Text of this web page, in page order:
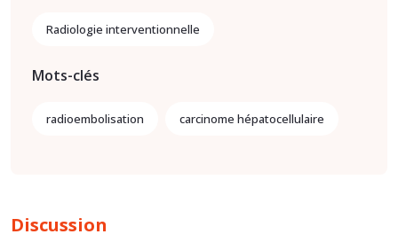
Radiologie interventionnelle
Mots-clés
radioembolisation carcinome hépatocellulaire
Discussion